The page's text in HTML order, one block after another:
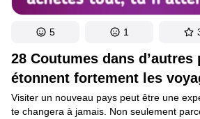
28 Coutumes dans d’autres
étonnent fortement les
Visiter un nouveau pays peut être une
te changera à jamais. Non seulement
5 1